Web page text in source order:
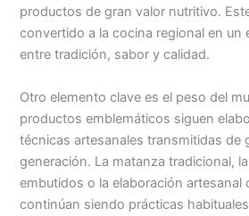
productos de gran valor nutritivo.
convertido a la cocina regional en un
entre tradición, sabor y calidad.
Otro elemento clave es el peso del
productos emblemáticos siguen
técnicas artesanales transmitidas de
generación. La matanza tradicional,
embutidos o la elaboración artesanal
continúan siendo prácticas